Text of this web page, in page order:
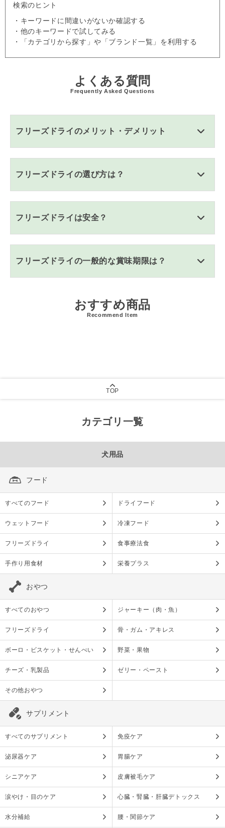
検索のヒント
・キーワードに間違いがないか確認する
・他のキーワードで試してみる
・「カテゴリから探す」や「ブランド一覧」を利用する
よくある質問
Frequently Asked Questions
フリーズドライのメリット・デメリット
フリーズドライの選び方は？
フリーズドライは安全？
フリーズドライの一般的な賞味期限は？
おすすめ商品
Recommend Item
TOP
カテゴリ一覧
犬用品
フード
すべてのフード ドライフード
ウェットフード 冷凍フード
フリーズドライ 食事療法食
手作り用食材 栄養プラス
おやつ
すべてのおやつ ジャーキー（肉・魚）
フリーズドライ 骨・ガム・アキレス
ボーロ・ビスケット・せんべい 野菜・果物
チーズ・乳製品 ゼリー・ペースト
その他おやつ
サプリメント
すべてのサプリメント 免疫ケア
泌尿器ケア 胃腸ケア
シニアケア 皮膚被毛ケア
涙やけ・目のケア 心臓・腎臓・肝臓デトックス
水分補給 腰・関節ケア